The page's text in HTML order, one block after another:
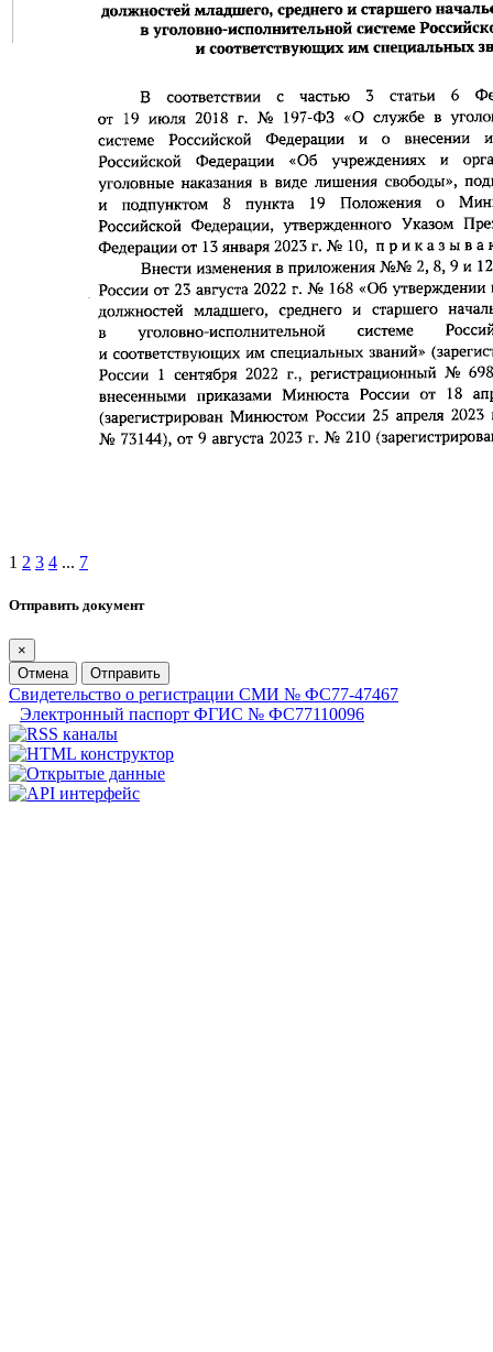
1 2 3 4 ... 7
Отправить документ
×
Отмена
Отправить
Свидетельство о регистрации СМИ № ФС77-47467
Электронный паспорт ФГИС № ФС77110096